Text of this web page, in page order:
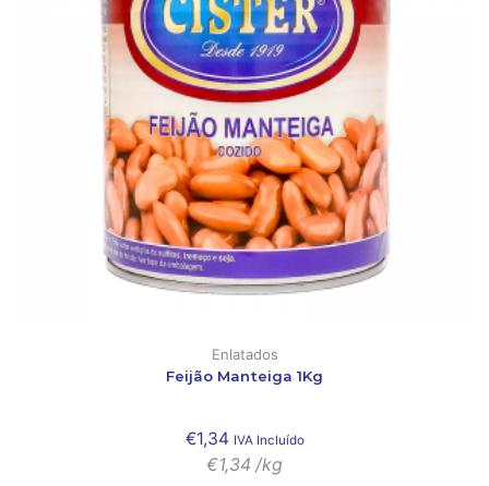
Enlatados
Feijão Manteiga 1Kg
€1,34 IVA Incluído
€1,34 /kg